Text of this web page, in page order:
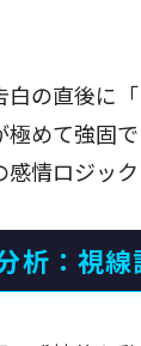
白の直後に
極めて強固
感情ロジッ
析：視